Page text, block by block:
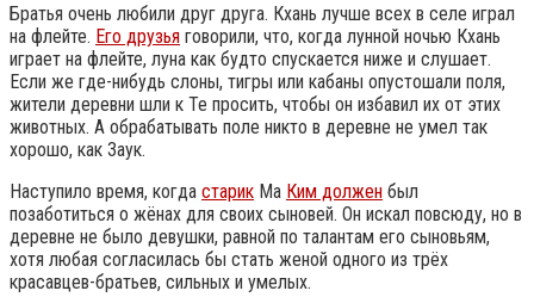
Братья очень любили друг друга. Кхань лучше всех в селе играл
на флейте. Его друзья говорили, что, когда лунной ночью Кхань
играет на флейте, луна как будто спускается ниже и слушает.
Если же где-нибудь слоны, тигры или кабаны опустошали поля,
жители деревни шли к Те просить, чтобы он избавил их от этих
животных. А обрабатывать поле никто в деревне не умел так
хорошо, как Заук.
Наступило время, когда старик Ма Ким должен был
позаботиться о жёнах для своих сыновей. Он искал повсюду, но в
деревне не было девушки, равной по талантам его сыновьям,
хотя любая согласилась бы стать женой одного из трёх
красавцев-братьев, сильных и умелых.